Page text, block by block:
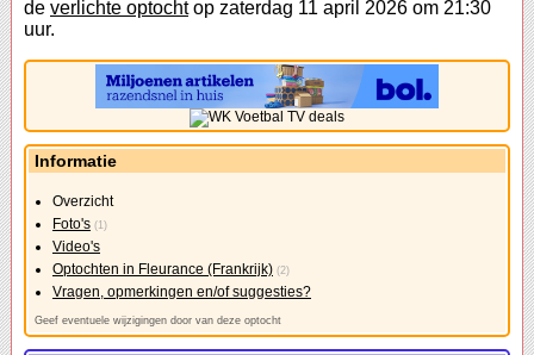
de verlichte optochtop zaterdag 11 april 2026 om 21:30
uur.
Informatie
Overzicht
Foto's (1)
Video's
Optochten in Fleurance (Frankrijk) (2)
Vragen, opmerkingen en/of suggesties?
Geef eventuele wijzigingen door van deze optocht